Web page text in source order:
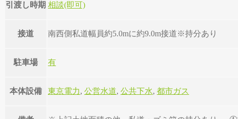
引渡し時期 相談(即可)
接道 南西側私道幅員約5.0mに約9.0m接道※持分あり
駐車場 有
本体設備 東京電力, 公営水道, 公共下水, 都市ガス